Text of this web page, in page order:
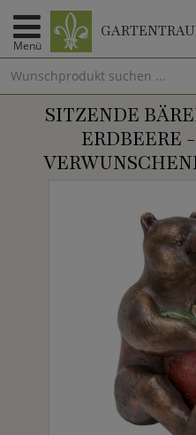
Menü
SITZENDE